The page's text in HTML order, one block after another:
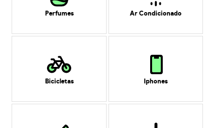
Perfumes Ar Condicionado
Bicicletas Iphones